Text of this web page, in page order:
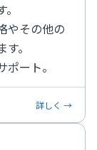
やその他の
。
ート。
詳しく →